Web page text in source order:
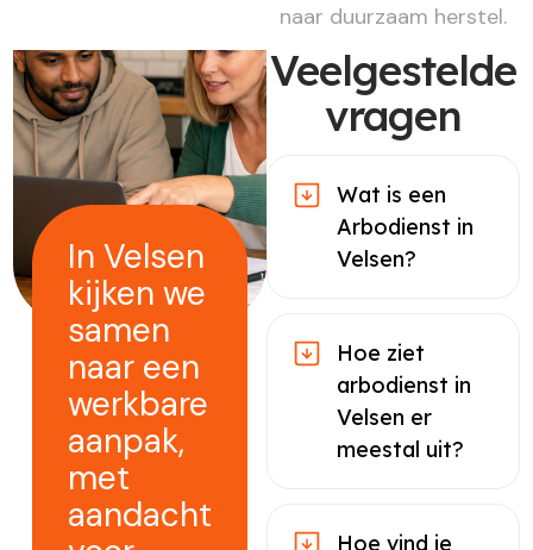
naar duurzaam herstel.
In Velsen
kijken we
samen
naar een
werkbare
aanpak,
met
aandacht
Veelgestelde
vragen
Wat is een
Arbodienst in
Velsen?
Hoe ziet
arbodienst in
Velsen er
meestal uit?
Hoe vind je